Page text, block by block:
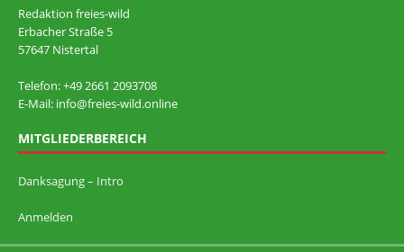
Redaktion freies-wild
Erbacher Straße 5
57647 Nistertal
Telefon: +49 ‭2661 2093708
E-Mail: info@freies-wild.online
MITGLIEDERBEREICH
Danksagung – Intro
Anmelden